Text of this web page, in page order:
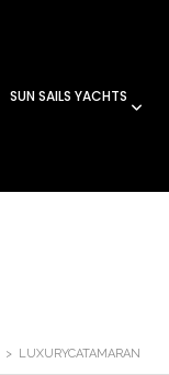
SUN SAILS YACHTS
> LUXURYCATAMARAN